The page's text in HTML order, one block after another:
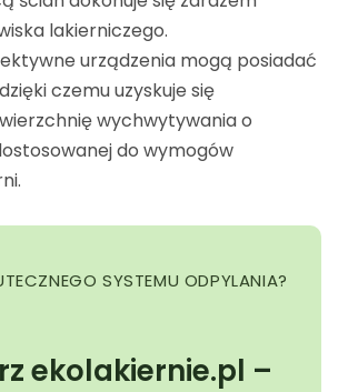
lakierniczego.
urządzenia mogą posiadać
czemu uzyskuje się
wychwytywania o
do wymogów
SYSTEMU ODPYLANIA?
ekolakiernie.pl –